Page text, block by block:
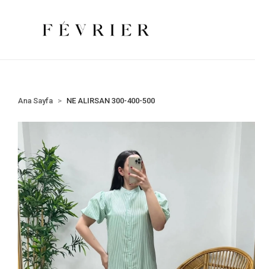
Ana Sayfa NE ALIRSAN 300-400-500